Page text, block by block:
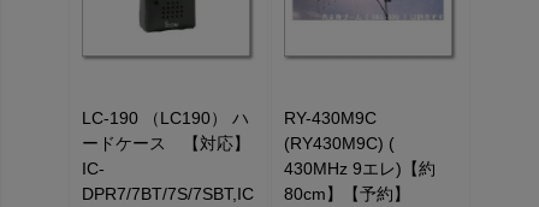
LC-190 （LC190） ハ
ードケース 【対応】
IC-
DPR7/7BT/7S/7SBT,IC
RY-430M9C
(RY430M9C) (
430MHz 9エレ)【約
80cm】【予約】